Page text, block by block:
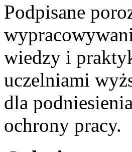
Podpisane
wiedzy i
uczelniami
dla
ochrony pracy.